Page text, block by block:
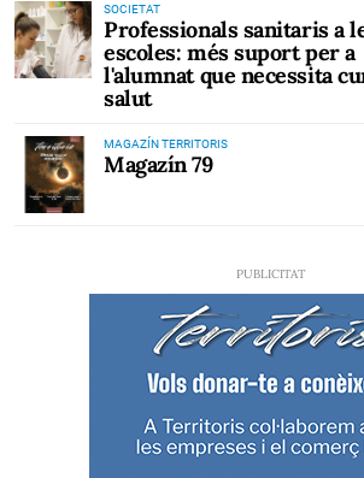
SOCIETAT
Professionals sanitaris a
escoles: més suport per a
l'alumnat que necessita
salut
MAGAZÍN TERRITORIS
Magazín 79